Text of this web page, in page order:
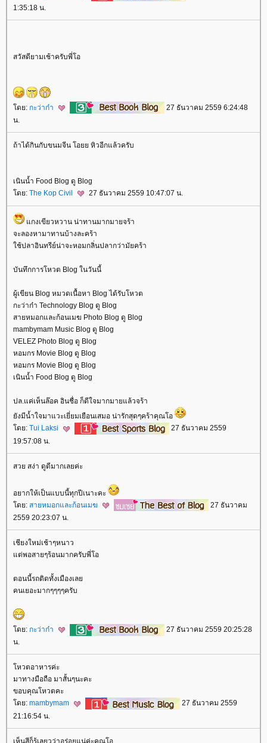
1:35:18 น.
สวัสดียามเช้าครับพี่โอ
ดย: กะว่าก๋า
27 ธันวาคม 2559 6:24:48
น.
ถ้าได้กินกับขนมจีน โอยย หิวอีกแล้วครับ
เนินน้ำ Food Blog ดู Blog
ดย: The Kop Civil 27 ธันวาคม 2559 10:47:07 น.
กงเขียวหวาน น่าทานมากมายจร้า
จะลองหามาทานบ้างละคร้า
ช้ปลาอินทรีย์น่าจะหอมกลิ่นปลากว่ามัยคร้า
บันทึกการโหวต Blog ในวันนี้
ผู้เขียน Blog หมวดเนื้อหา Blog ได้รับโหวต
กะว่าก๋า Technology Blog ดู Blog
สายหมอกและก้อนเมฆ Photo Blog ดู Blog
mambymam Music Blog ดู Blog
VELEZ Photo Blog ดู Blog
หอมกร Movie Blog ดู Blog
หอมกร Movie Blog ดู Blog
เนินน้ำ Food Blog ดู Blog
ปล.แค่เห็นล๊อค อินชื่อ ก็ดีใจมากมายแล้วจร้า
ังมีน้ำใจมาแวะเยี่ยมเยือนเสมอ น่ารักสุดๆคร้าคุณโอ
ดย: Tui Laksi
27 ธันวาคม 2559
19:57:08 น.
สวย สง่า ดูดีมากเลยค่ะ
อยากให้เป็นแบบนี้ทุกปีเนาะคะ
ดย: สายหมอกและก้อนเมฆ
27 ธันวาคม
2559 20:23:07 น.
เชียงใหม่เช้าๆหนาว
ต่พอสายๆร้อนมากครับพี่โอ
ตอนนี้รถติดทั้งเมืองเล
คนเยอะมากๆๆๆๆครับ
ดย: กะว่าก๋า
27 ธันวาคม 2559 20:25:28
น.
หวตอาหารค่ะ
มาทางมือถือ มาสั้นๆนะคะ
ขอบคุณโหวตคะ
ดย: mambymam
27 ธันวาคม 2559
21:16:54 น.
เห็นสีก็รู้เลยวว่าอร่อยแน่ค่ะคุณโอ